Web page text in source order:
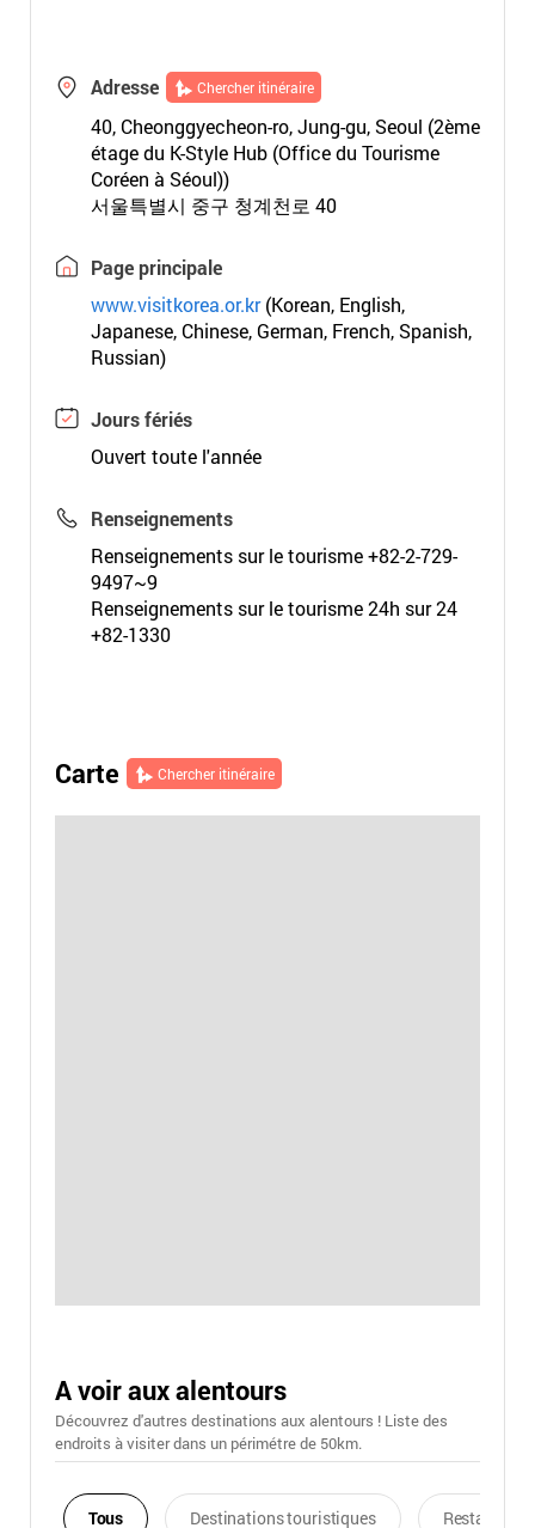
Adresse Chercher itinéraire
40, Cheonggyecheon-ro, Jung-gu, Seoul (2ème
étage du K-Style Hub (Office du Tourisme
Coréen à Séoul))
서울특별시 중구 청계천로 40
Page principale
www.visitkorea.or.kr(Korean, English,
Japanese, Chinese, German, French, Spanish,
Russian)
Jours fériés
Ouvert toute l'année
Renseignements
Renseignements sur le tourisme +82-2-729-
9497~9
Renseignements sur le tourisme 24h sur 24
+82-1330
Carte Chercher itinéraire
A voir aux alentours
Découvrez d'autres destinations aux alentours ! Liste des
endroits à visiter dans un périmétre de 50km.
Tous Destinations touristiques Restaurants